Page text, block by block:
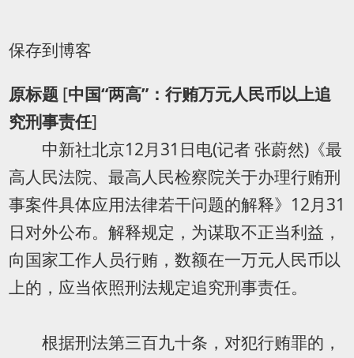
保存到博客
原标题[中国“两高”：行贿万元人民币以上追
究刑事责任]
中新社北京12月31日电(记者 张蔚然)《最
高人民法院、最高人民检察院关于办理行贿刑
事案件具体应用法律若干问题的解释》12月31
日对外公布。解释规定，为谋取不正当利益，
向国家工作人员行贿，数额在一万元人民币以
上的，应当依照刑法规定追究刑事责任。
根据刑法第三百九十条，对犯行贿罪的，